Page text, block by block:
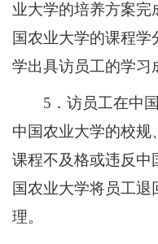
业大学的培养方案完
国农业大学的课程
学出具访员工的学习
5．访员工在中国
中国农业大学的校规
课程不及格或违反中
国农业大学将员工
理。